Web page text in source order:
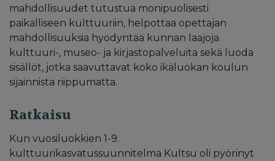
mahdollisuudet tutustua monipuolisesti
paikalliseen kulttuuriin, helpottaa opettajan
mahdollisuuksia hyödyntää kunnan laajoja
kulttuuri-, museo- ja kirjastopalveluita sekä luoda
sisällöt, jotka saavuttavat koko ikäluokan koulun
sijainnista riippumatta.
Ratkaisu
Kun vuosiluokkien 1-9.
kulttuurikasvatussuunnitelma Kultsu oli pyörinyt